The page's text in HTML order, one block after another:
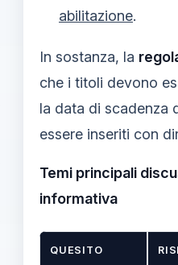
abilitazione.
In sostanza, la
che i titoli devono
la data di scadenza
essere inseriti con
Temi principali
informativa
QUESITO